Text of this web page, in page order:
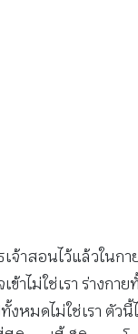
เจ้าสอนไว้แล้วใน
าไม่ใช่เรา ร่างกา
มดไม่ใช่เรา ตัวนี้